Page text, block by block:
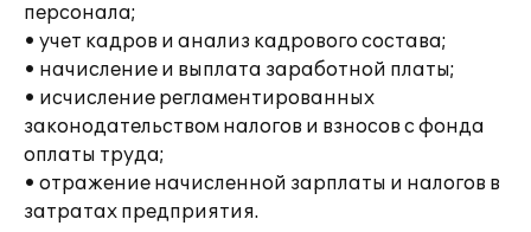
персонала;
• учет кадров и анализ кадрового состава;
• начисление и выплата заработной платы;
• исчисление регламентированных
законодательством налогов и взносов с фонда
оплаты труда;
• отражение начисленной зарплаты и налогов в
затратах предприятия.